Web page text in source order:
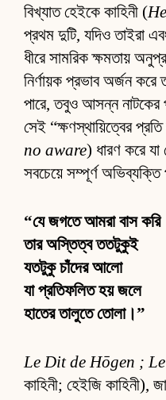
বিখ্যাত হেইকে কাহিনী (
প্রথম দুটি, যদিও তাইরা
ধীরে সামরিক ক্ষমতায়
নির্ণায়ক প্রভাব অর্জন করে
পারে, তবুও আসন্ন নাটকের
সেই “ক্ষণস্থায়িত্বের
no aware) ধারণ করে যা
সবচেয়ে সম্পূর্ণ অভিব্যক্তি
“যে জগতে আমরা বাস করি
তার অস্তিত্ব ততটুকুই
যতটুকু চাঁদের আলো
যা প্রতিফলিত হয় জলে
হাতের তালুতে তোলা।”
Le Dit de Hōgen ;
কাহিনী; হেইজি কাহিনী),